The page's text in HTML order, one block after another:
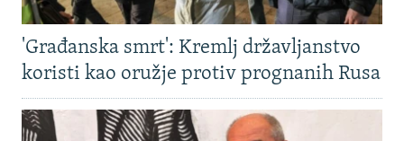
'Građanska smrt': Kremlj državljanstvo
koristi kao oružje protiv prognanih Rusa